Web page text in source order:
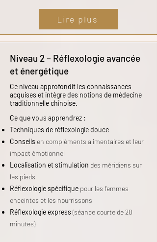
Lire plus
Niveau 2 – Réflexologie avancée
et énergétique
Ce niveau approfondit les connaissances
acquises et intègre des notions de médecine
traditionnelle chinoise.
Ce que vous apprendrez :
Techniques de réflexologie douce
Conseils en compléments alimentaires et leur
impact émotionnel
Localisation et stimulation des méridiens sur
les pieds
Réflexologie spécifique pour les femmes
enceintes et les nourrissons
Réflexologie express (séance courte de 20
minutes)